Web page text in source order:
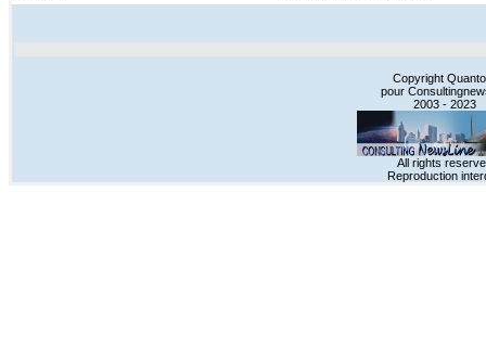
Copyright
pour
2003 - 2023
All rights
Reproduction